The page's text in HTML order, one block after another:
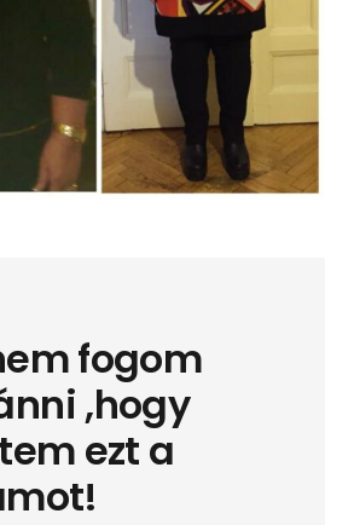
fogom
,hogy
ezt a